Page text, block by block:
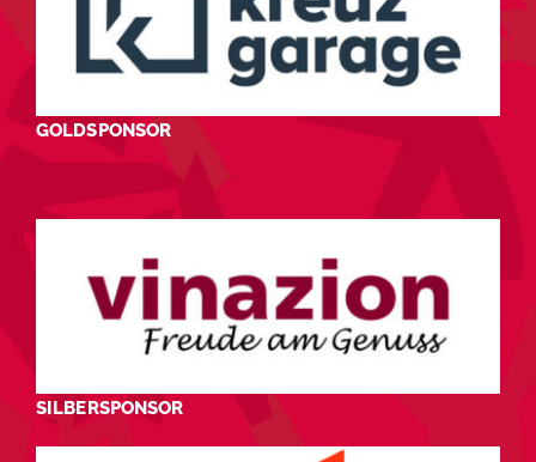
GOLDSPONSOR
SILBERSPONSOR